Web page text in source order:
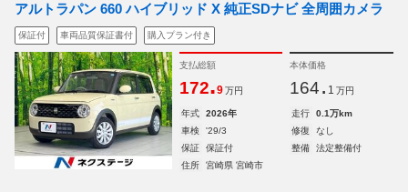
アルトラパン 660 ハイブリッド X 純正SDナビ 全周囲カメラ
保証付 車両品質保証書付 購入プラン付き
支払総額
172.9 万円
本体価格
164. 1 万円
年式 2026年 走行
0.1万km
車検
'29/3 修復
なし
保証
保証付 整備
法定整備付
住所
宮崎県 宮崎市